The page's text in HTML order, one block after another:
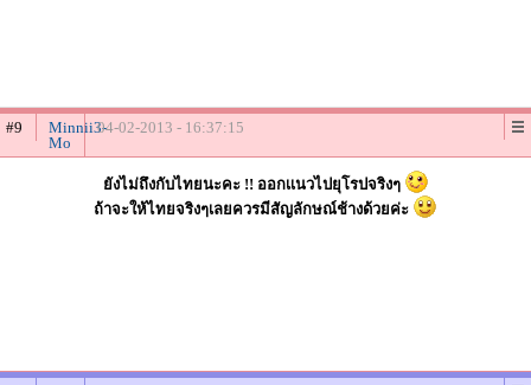
#9
Minnii3-
Mo
04-02-2013 - 16:37:15
ยังไม่ถึงกับไทยนะคะ !! ออกเเนวไปยุโรปจริงๆ
ถ้าจะให้ไทยจริงๆเลยควรมีสัญลักษณ์ช้างด้วยค่ะ